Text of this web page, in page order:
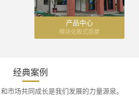
产品中心
模块化板式房屋
经典案例
市场共同成长是我们发展的力量源泉。